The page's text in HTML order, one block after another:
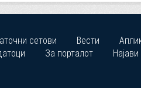
сетови Вести
За порталот